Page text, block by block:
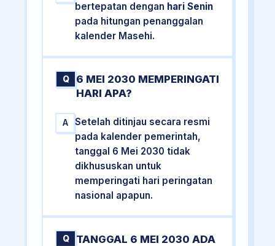
bertepatan dengan hari Senin
pada hitungan penanggalan
kalender Masehi.
Q
6 MEI 2030 MEMPERINGATI
HARI APA?
A
Setelah ditinjau secara resmi
pada kalender pemerintah,
tanggal 6 Mei 2030 tidak
dikhususkan untuk
memperingati hari peringatan
nasional apapun.
Q
TANGGAL 6 MEI 2030 ADA